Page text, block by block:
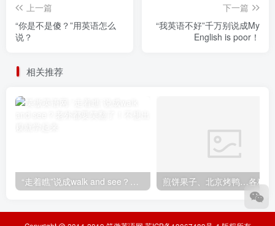
上一篇
“你是不是傻？”用英语怎么
说？
下一篇
“我英语不好”千万别说成My
English is poor！
相关推荐